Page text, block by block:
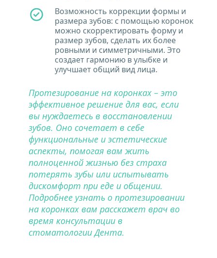
Протезирование на коронках – это
эффективное решение для вас, если
вы нуждаетесь в восстановлении
зубов. Оно сочетает в себе
функциональные и эстетические
аспекты, помогая вам жить
полноценной жизнью без страха
потерять зубы или испытывать
дискомфорт при еде и общении.
Подробнее узнать о протезировании
на коронках вам расскажет врач во
время консультации в
стоматологии Дента.
Возможность коррекции формы и
размера зубов: с помощью коронок
можно скорректировать форму и
размер зубов, сделать их более
ровными и симметричными. Это
создает гармонию в улыбке и
улучшает общий вид лица.